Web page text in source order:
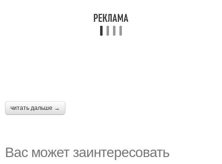
читать дальше →
Вас может заинтересовать